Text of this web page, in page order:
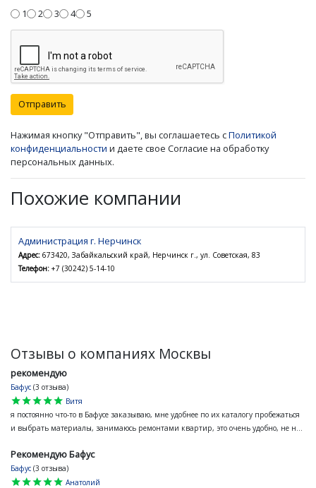
1 2 3 4 5
Отправить
Нажимая кнопку "Отправить", вы соглашаетесь сПолитикой
конфиденциальности и даете свое Согласие на обработку
персональных данных.
Похожие компании
Администрация г. Нерчинск
Адрес: 673420, Забайкальский край, Нерчинск г., ул. Советская, 83
Телефон: +7 (30242) 5-14-10
Отзывы о компаниях Москвы
рекомендую
Бафус (3 отзыва)
star
star
star
star
star
Витя
я постоянно что-то в Бафусе заказываю, мне удобнее по их каталогу пробежаться
и выбрать материалы, занимаюсь ремонтами квартир, это очень удобно, не н...
Рекомендую Бафус
Бафус (3 отзыва)
star
star
star
star
star
Анатолий